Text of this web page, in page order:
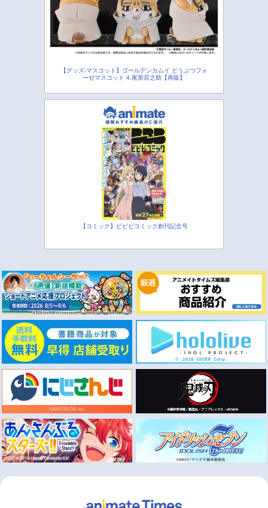
【グッズ-マスコット】ゴールデンカムイ どうぶつフォ
ーゼマスコット 4.尾形百之助【再販】
【コミック】ビビビコミック創刊記念号